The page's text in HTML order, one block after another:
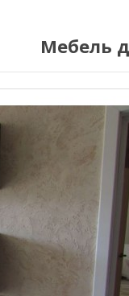
Мебель